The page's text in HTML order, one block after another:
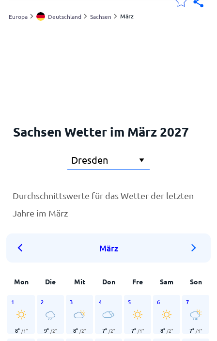
Österreich
Europa Deutschland Sachsen März
Sachsen Wetter im März 2027
Durchschnittswerte für das Wetter der letzten
Jahre im März
März
Mon Die Mit Don Fre Sam Son
1
8° /1°
2
9° /2°
3
8° /2°
4
7° /2°
5
7° /1°
6
8° /2°
7
7° /1°